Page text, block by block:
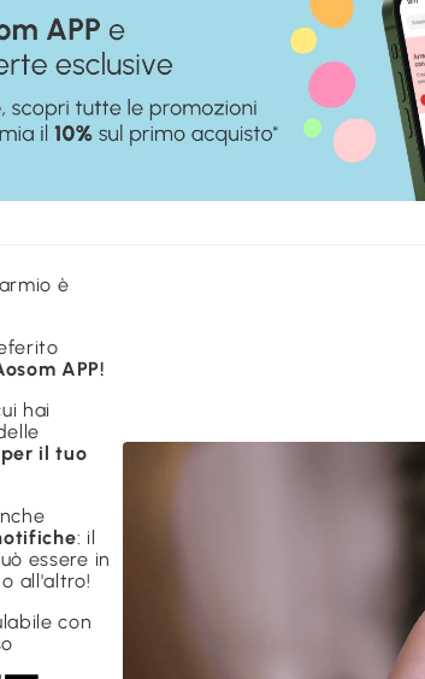
è
APP!
hai
il tuo
: il
essere in
all'altro!
con